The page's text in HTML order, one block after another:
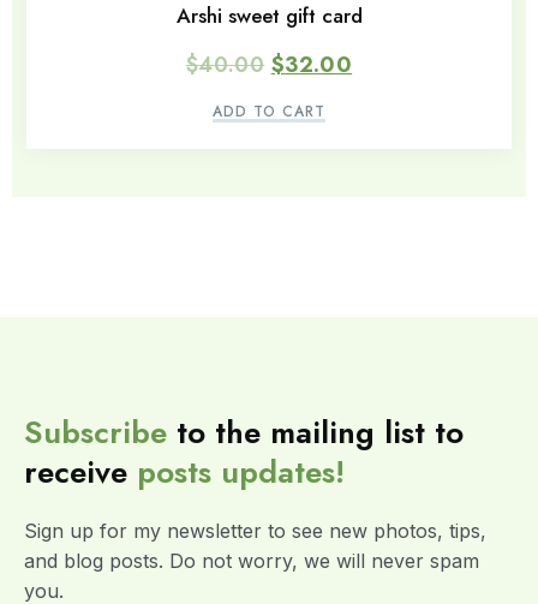
Arshi sweet gift card
$40.00 $32.00
ADD TO CART
Subscribe to the mailing list to
receive posts updates!
Sign up for my newsletter to see new photos, tips,
and blog posts. Do not worry, we will never spam
you.